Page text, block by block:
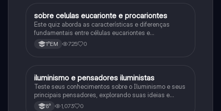
Biologia
sobre celulas eucarionte e procariontes
Este quiz aborda as características e diferenças
fundamentais entre células eucariontes e
procariontes.
1°EM 725 0
História
iluminismo e pensadores iluministas
Teste seus conhecimentos sobre o Iluminismo e seus
principais pensadores, explorando suas ideias e
impacto histórico.
8° 1,073 0